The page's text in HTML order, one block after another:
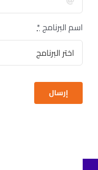
اسم البرنامج*
إرسال